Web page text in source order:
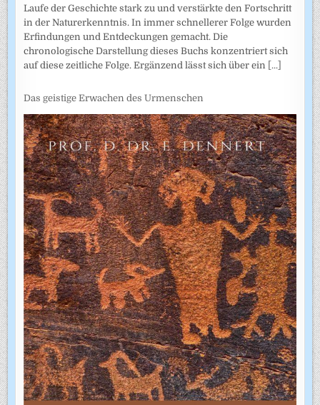
Laufe der Geschichte stark zu und verstärkte den Fortschritt
in der Naturerkenntnis. In immer schnellerer Folge wurden
Erfindungen und Entdeckungen gemacht. Die
chronologische Darstellung dieses Buchs konzentriert sich
auf diese zeitliche Folge. Ergänzend lässt sich über ein [...]
Das geistige Erwachen des Urmenschen